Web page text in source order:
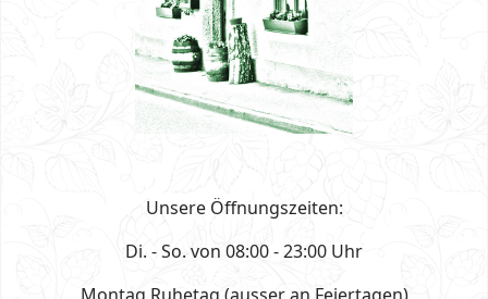
Unsere Öffnungszeiten:
Di. - So. von 08:00 - 23:00 Uhr